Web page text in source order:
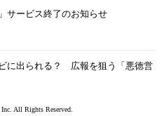
サービス終了のお知らせ
に出られる？ 広報を狙う「悪徳営
All Rights Reserved.